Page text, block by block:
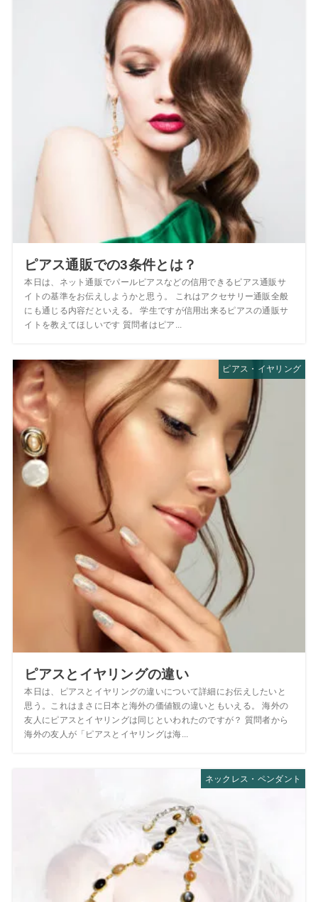
ピアス通販での3条件とは？
本日は、ネット通販でパールピアスなどの信用できるピアス通販サ
イトの基準をお伝えしようかと思う。 これはアクセサリー通販全般
にも通じる内容だといえる。 学生ですが信用出来るピアスの通販サ
イトを教えてほしいです 質問者はピア...
ピアス・イヤリング
ピアスとイヤリングの違い
本日は、ピアスとイヤリングの違いについて詳細にお伝えしたいと
思う。これはまさに日本と海外の価値観の違いともいえる。 海外の
友人にピアスとイヤリングは同じといわれたのですが？ 質問者から
海外の友人が「ピアスとイヤリングは海...
ネックレス・ペンダント